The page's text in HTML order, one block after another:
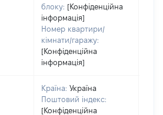
блоку: [Конфіденційна
інформація]
Номер квартири/
кімнати/гаражу:
[Конфіденційна
інформація]
Країна: Україна
Поштовий індекс:
[Конфіденційна